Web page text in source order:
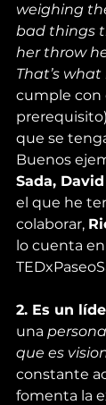
weighing
bad things
her throw
That’s what
cumple con
que se
Buenos
Sada,
el que he
colaborar,
lo cuenta
2. Es un
una
que es
constante
fomenta la